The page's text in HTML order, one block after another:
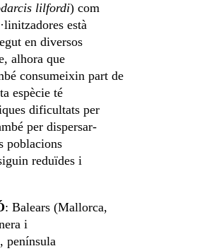
lilfordi) com
està
en diversos
alhora que
consumeixin part de
espècie té
dificultats per
per dispersar-
poblacions
reduïdes i
: Balears (Mallorca,
i
península